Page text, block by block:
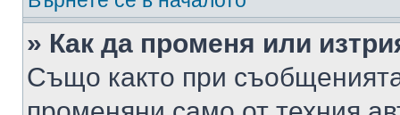
» Как да променя или
Също както при